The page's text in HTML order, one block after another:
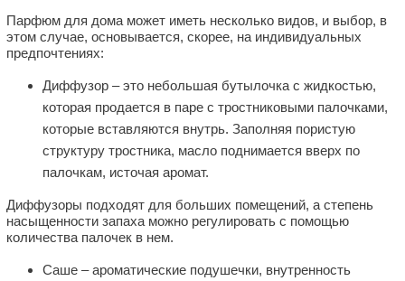
Парфюм для дома может иметь несколько видов, и выбор, в
этом случае, основывается, скорее, на индивидуальных
предпочтениях:
Диффузор – это небольшая бутылочка с жидкостью,
которая продается в паре с тростниковыми палочками,
которые вставляются внутрь. Заполняя пористую
структуру тростника, масло поднимается вверх по
палочкам, источая аромат.
Диффузоры подходят для больших помещений, а степень
насыщенности запаха можно регулировать с помощью
количества палочек в нем.
Саше – ароматические подушечки, внутренность